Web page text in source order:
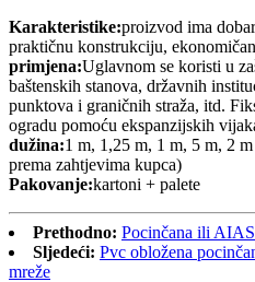
Karakteristike:proizvod ima
praktičnu konstrukciju,
primjena:Uglavnom se koristi u
baštenskih stanova, državnih
punktova i graničnih straža, itd.
ogradu pomoću ekspanzijskih
dužina:1 m, 1,25 m, 1 m, 5 m, 2
prema zahtjevima kupca)
Pakovanje:kartoni + palete
Prethodno: Pocinčana ili
Sljedeći: Pvc obložena
mreže